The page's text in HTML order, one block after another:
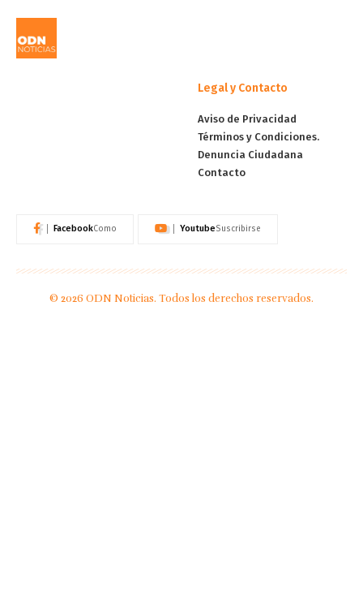
Legal y Contacto
Aviso de Privacidad
Términos y Condiciones.
Denuncia Ciudadana
Contacto
FacebookComo YoutubeSuscribirse
© 2026 ODN Noticias. Todos los derechos reservados.